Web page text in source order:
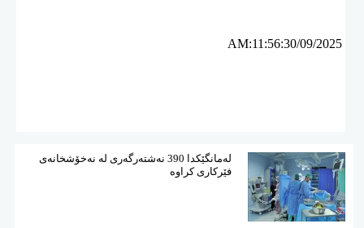
AM:11:56:30/09/2025
لەمانگێكدا 390 نەشتەرگەری لە نەخۆشخانەی
فێركاری كراوە